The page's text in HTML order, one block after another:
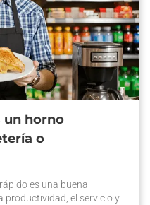
un horno
o
es una buena
productividad, el servicio y